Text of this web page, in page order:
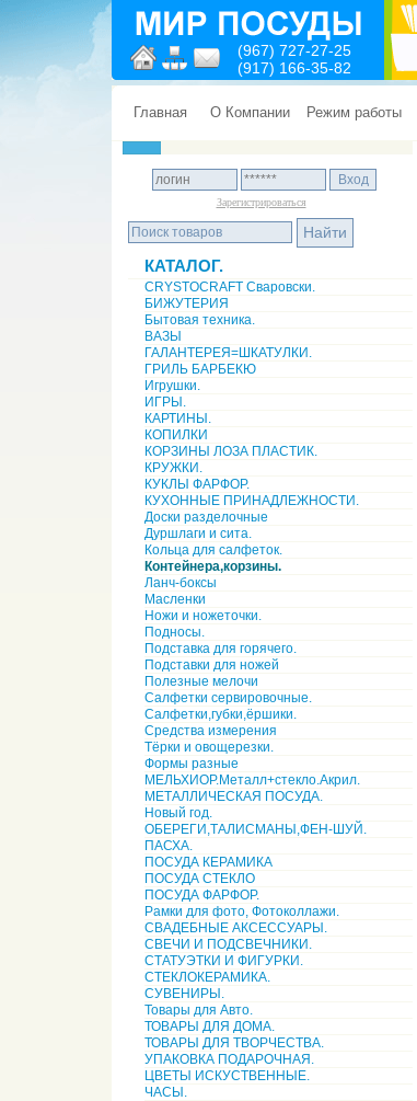
(967) 727-27-25
(917) 166-35-82
Главная О Компании Режим работы
Зарегистрироваться
КАТАЛОГ.
CRYSTOCRAFT Сваровски.
БИЖУТЕРИЯ
Бытовая техника.
ВАЗЫ
ГАЛАНТЕРЕЯ=ШКАТУЛКИ.
ГРИЛЬ БАРБЕКЮ
Игрушки.
ИГРЫ.
КАРТИНЫ.
КОПИЛКИ
КОРЗИНЫ ЛОЗА ПЛАСТИК.
КРУЖКИ.
КУКЛЫ ФАРФОР.
КУХОННЫЕ ПРИНАДЛЕЖНОСТИ.
Доски разделочные
Дуршлаги и сита.
Кольца для салфеток.
Контейнера,корзины.
Ланч-боксы
Масленки
Ножи и ножеточки.
Подносы.
Подставка для горячего.
Подставки для ножей
Полезные мелочи
Салфетки сервировочные.
Салфетки,губки,ёршики.
Средства измерения
Тёрки и овощерезки.
Формы разные
МЕЛЬХИОР.Металл+стекло.Акрил.
МЕТАЛЛИЧЕСКАЯ ПОСУДА.
Новый год.
ОБЕРЕГИ,ТАЛИСМАНЫ,ФЕН-ШУЙ.
ПАСХА.
ПОСУДА КЕРАМИКА
ПОСУДА СТЕКЛО
ПОСУДА ФАРФОР.
Рамки для фото, Фотоколлажи.
СВАДЕБНЫЕ АКСЕССУАРЫ.
СВЕЧИ И ПОДСВЕЧНИКИ.
СТАТУЭТКИ И ФИГУРКИ.
СТЕКЛОКЕРАМИКА.
СУВЕНИРЫ.
Товары для Авто.
ТОВАРЫ ДЛЯ ДОМА.
ТОВАРЫ ДЛЯ ТВОРЧЕСТВА.
УПАКОВКА ПОДАРОЧНАЯ.
ЦВЕТЫ ИСКУСТВЕННЫЕ.
ЧАСЫ.